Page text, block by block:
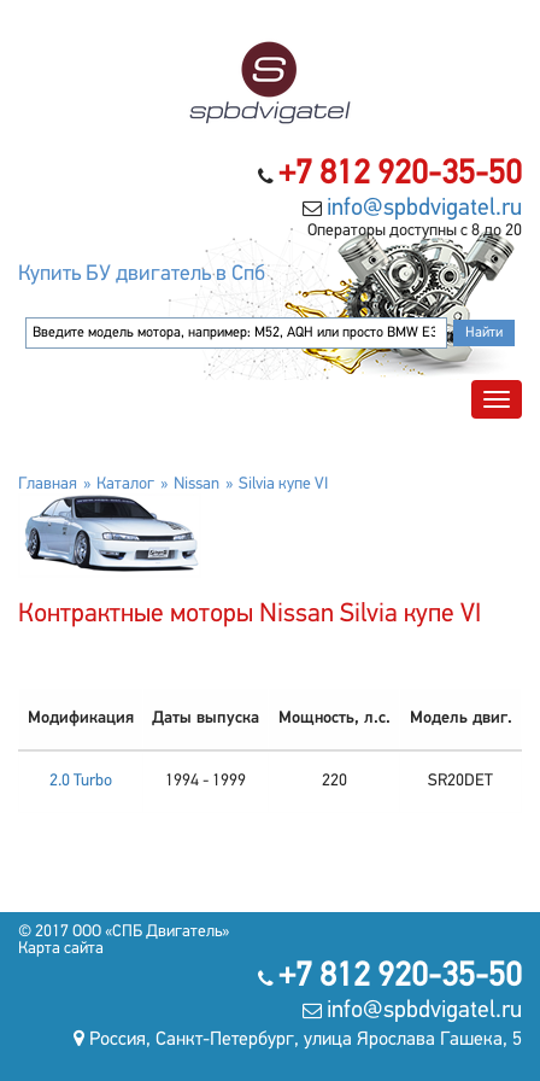
+7 812 920-35-50
info@spbdvigatel.ru
Операторы доступны с 8 до 20
Купить БУ двигатель в Спб
Главная Каталог Nissan Silvia купе VI
Контрактные моторы Nissan Silvia купе VI
Модификация Даты выпуска Мощность, л.с. Модель двиг.
2.0 Turbo 1994 - 1999 220 SR20DET
© 2017 OOO «СПБ Двигатель»
Карта сайта
+7 812 920-35-50
info@spbdvigatel.ru
Россия, Санкт-Петербург, улица Ярослава Гашека, 5